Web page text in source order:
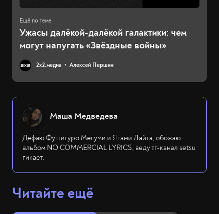
Ужасы далёкой-далёкой галактики: чем
могут напугать «Звёздные войны»
2х2.медиа Алексей Першин
Маша Медведева
Дефаю Фушигуро Мегуми и Ягами Лайта, обожаю
альбом NO COMMERCIAL LYRICS, веду тг-канал setsu
гикает.
Читайте ещё